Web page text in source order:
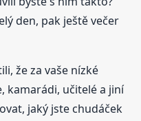
den, pak ještě večer
že za vaše nízké
kamarádi, učitelé a jiní
jaký jste chudáček